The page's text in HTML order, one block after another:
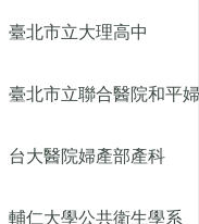
臺北市立大理高中
臺北市立聯合醫院和平
台大醫院婦產部產科
輔仁大學公共衛生學系